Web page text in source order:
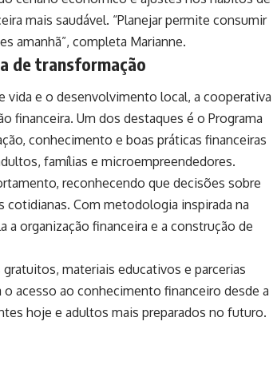
mais saudável. “Planejar permite consumir
amanhã”, completa Marianne.
de transformação
vida e o desenvolvimento local, a cooperativa
financeira. Um dos destaques é o Programa
conhecimento e boas práticas financeiras
famílias e microempreendedores.
reconhecendo que decisões sobre
Com metodologia inspirada na
organização financeira e a construção de
materiais educativos e parcerias
acesso ao conhecimento financeiro desde a
hoje e adultos mais preparados no futuro.